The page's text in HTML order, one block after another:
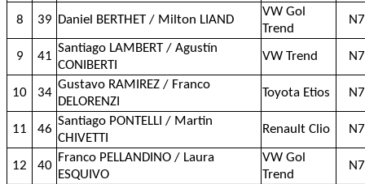
8 39 Daniel BERTHET / Milton LIAND
VW Gol
Trend
N7
9 41
Santiago LAMBERT / Agustín
CONIBERTI
VW Trend N7
10 34
Gustavo RAMIREZ / Franco
DELORENZI
Toyota Etios N7
11 46
Santiago PONTELLI / Martin
CHIVETTI
Renault Clio N7
12 40
Franco PELLANDINO / Laura
ESQUIVO
VW Gol
Trend
N7